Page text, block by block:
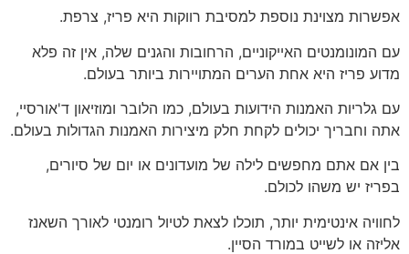
אפשרות מצוינת נוספת למסיבת רווקות היא פריז, צרפת.
עם המונומנטים האייקוניים, הרחובות והגנים שלה, אין זה פלא
מדוע פריז היא אחת הערים המתויירות ביותר בעולם.
עם גלריות האמנות הידועות בעולם, כמו הלובר ומוזיאון ד'אורסיי,
אתה וחבריך יכולים לקחת חלק מיצירות האמנות הגדולות בעולם.
בין אם אתם מחפשים לילה של מועדונים או יום של סיורים,
בפריז יש משהו לכולם.
לחוויה אינטימית יותר, תוכלו לצאת לטיול רומנטי לאורך השאנז
אליזה או לשייט במורד הסיין.